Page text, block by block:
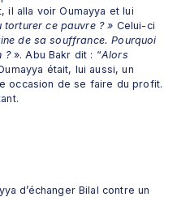
il alla voir Oumayya et lui
torturer ce pauvre ? » Celui-ci
de sa souffrance. Pourquoi
? ». Abu Bakr dit : “Alors
était, lui aussi, un
occasion de se faire du profit.
d’échanger Bilal contre un